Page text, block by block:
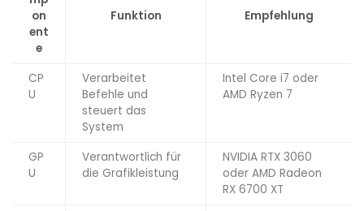
on
ent
e
Funktion Empfehlung
CP
U
Verarbeitet
Befehle und
steuert das
System
Intel Core i7 oder
AMD Ryzen 7
GP
U
Verantwortlich für
die Grafikleistung
NVIDIA RTX 3060
oder AMD Radeon
RX 6700 XT